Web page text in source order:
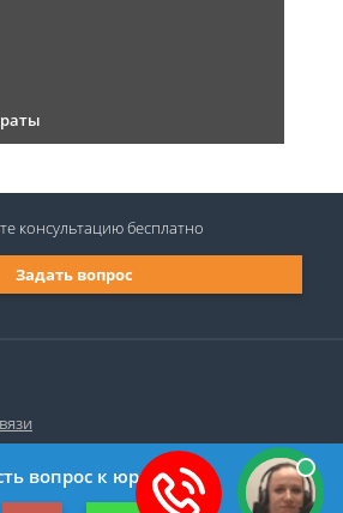
защищены.
Задать вопрос
консультациюбесплатно
вопрос к юристу?